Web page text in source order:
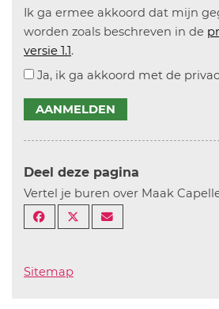
Ik ga ermee akkoord dat mijn
worden zoals beschreven in de
versie 1.1.
Ja, ik ga akkoord met de
AANMELDEN
Deel deze pagina
Vertel je buren over Maak
Sitemap